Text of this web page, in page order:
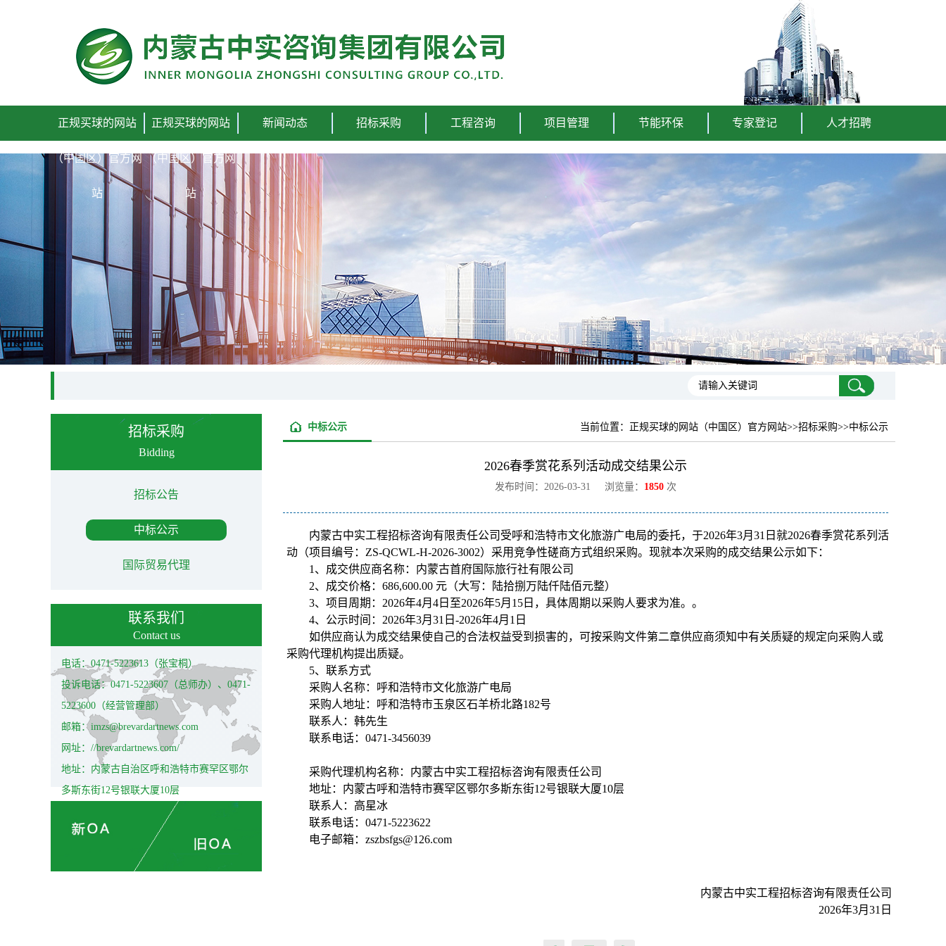
正规买球的网站
（中国区）官方网
站
正规买球的网站
（中国区）官方网
站
新闻动态 招标采购 工程咨询 项目管理 节能环保 专家登记 人才招聘
招标采购
Bidding
招标公告
中标公示
国际贸易代理
联系我们
Contact us
电话：0471-5223613（张宝桐）
投诉电话：0471-5223607（总师办）、0471-
5223600（经营管理部）
邮箱：imzs@brevardartnews.com
网址：//brevardartnews.com/
地址：内蒙古自治区呼和浩特市赛罕区鄂尔
多斯东街12号银联大厦10层
当前位置： 正规买球的网站（中国区）官方网站>>招标采购>>中标公示
中标公示
2026春季赏花系列活动成交结果公示
发布时间：2026-03-31 浏览量： 1850 次
内蒙古中实工程招标咨询有限责任公司受呼和浩特市文化旅游广电局的委托，于2026年3月31日就2026春季赏花系列活
动（项目编号：ZS-QCWL-H-2026-3002）采用竞争性磋商方式组织采购。现就本次采购的成交结果公示如下：
1 、成交供应商名称：内蒙古首府国际旅行社有限公司
2、成交价格：686,600.00 元（大写：陆拾捌万陆仟陆佰元整）
3、项目周期：2026年4月4日至2026年5月15日，具体周期以采购人要求为准。。
4、公示时间：2026年3月31日-2026年4月1日
如供应商认为成交结果使自己的合法权益受到损害的，可按采购文件第二章供应商须知中有关质疑的规定向采购人或
采购代理机构提出质疑。
5、联系方式
采购人名称：呼和浩特市文化旅游广电局
采购人地址：呼和浩特市玉泉区石羊桥北路182号
联系人：韩先生
联系电话：0471-3456039
采购代理机构名称：内蒙古中实工程招标咨询有限责任公司
地址：内蒙古呼和浩特市赛罕区鄂尔多斯东街12号银联大厦10层
联系人：高星冰
联系电话：0471-5223622
电子邮箱：zszbsfgs@126.com
内蒙古中实工程招标咨询有限责任公司
2026年3月31日